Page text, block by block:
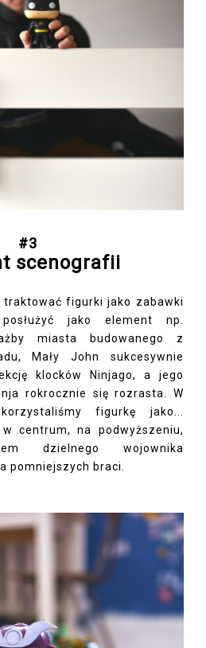
#3
scenografii
traktować figurki jako zabawki
jako element np.
miasta budowanego z
Mały John sukcesywnie
klocków Ninjago, a jego
rokrocznie się rozrasta. W
figurkę jako...
centrum, na podwyższeniu,
dzielnego wojownika
pomniejszych braci.